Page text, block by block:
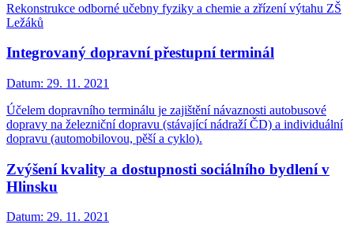
Rekonstrukce odborné učebny fyziky a chemie a zřízení výtahu ZŠ
Ležáků
Integrovaný dopravní přestupní terminál
Datum: 29. 11. 2021
Účelem dopravního terminálu je zajištění návaznosti autobusové
dopravy na železniční dopravu (stávající nádraží ČD) a individuální
dopravu (automobilovou, pěší a cyklo).
Zvýšení kvality a dostupnosti sociálního bydlení v
Hlinsku
Datum: 29. 11. 2021